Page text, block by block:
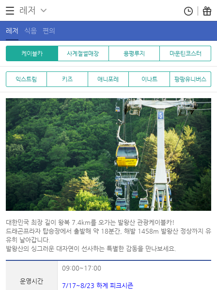
레저
레저 식음 편의
케이블카 사계절썰매장 용평루지 마운틴코스터
익스트림 키즈 애니포레 이나트 팡팡유니버스
대한민국 최장 길이 왕복 7.4km를 오가는 발왕산 관광케이블카!
드래곤프라자 탑승장에서 출발해 약 18분간, 해발 1458m 발왕산 정상까지 유
유히 날아갑니다.
발왕산의 싱그러운 대자연이 선사하는 특별한 감동을 만나보세요.
운영시간
09:00~17:00
7/17~8/23 하계 피크시즌